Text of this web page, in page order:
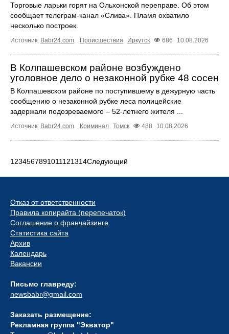
Торговые ларьки горят на Ольхонской переправе. Об этом
сообщает телеграм-канал «Слива». Пламя охватило
несколько построек.
Источник: Babr24.com. Происшествия Иркутск 686 10.08.2026
В Колпашевском районе возбуждено
уголовное дело о незаконной рубке 48 сосен
В Колпашевском районе по поступившему в дежурную часть
сообщению о незаконной рубке леса полицейские
задержали подозреваемого – 52-летнего жителя ...
Источник: Babr24.com. Криминал Томск 488 10.08.2026
1 234567891011121314Следующий
Отказ от ответственности
Правила копирайта (перепечаток)
Соглашение о франчайзинге
Статистика сайта
Архив
Календарь
Вакансии
Письмо главреду:
newsbabr@gmail.com
Заказать размещение:
Рекламная группа "Экватор"